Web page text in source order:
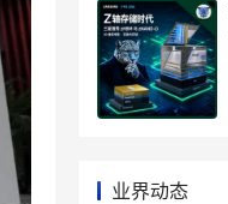
业界动态